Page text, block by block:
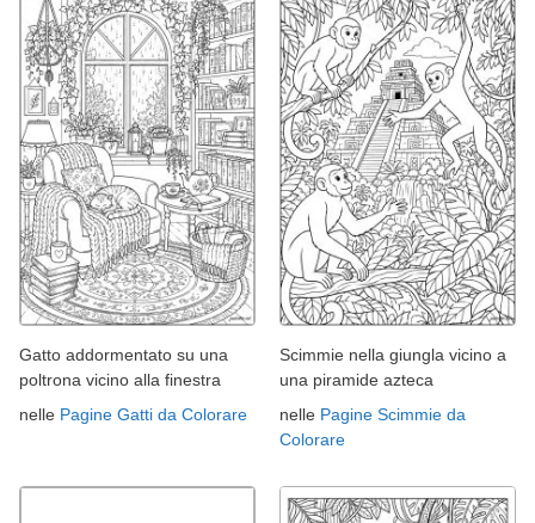
Gatto addormentato su una
poltrona vicino alla finestra
nelle Pagine Gatti da Colorare
Scimmie nella giungla vicino a
una piramide azteca
nelle Pagine Scimmie da
Colorare